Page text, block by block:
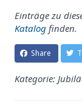
Einträge zu
Katalog finden.
Share
Kategorie: